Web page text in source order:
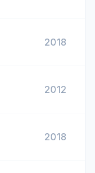
2018
2012
2018